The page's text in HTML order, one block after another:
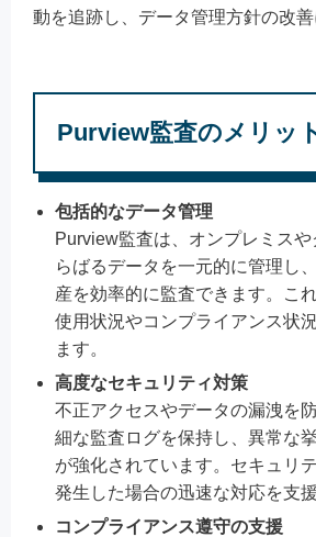
動を追跡し、データ管理方針の改善
Purview監査のメリッ
包括的なデータ管理
Purview監査は、オンプレミス
らばるデータを一元的に管理し
産を効率的に監査できます。こ
使用状況やコンプライアンス状
ます。
高度なセキュリティ対策
不正アクセスやデータの漏洩を
細な監査ログを保持し、異常な
が強化されています。セキュリ
発生した場合の迅速な対応を支援
コンプライアンス遵守の支援